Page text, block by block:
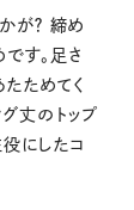
が？ 締め
す。足さ
たためてく
丈のトップ
にしたコ